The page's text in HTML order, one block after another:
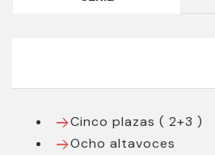
EXCLUSIVE-LINE
Color:
Kilómetros:
Plazas:
Cinco plazas ( 2+3 )
Ocho altavoces